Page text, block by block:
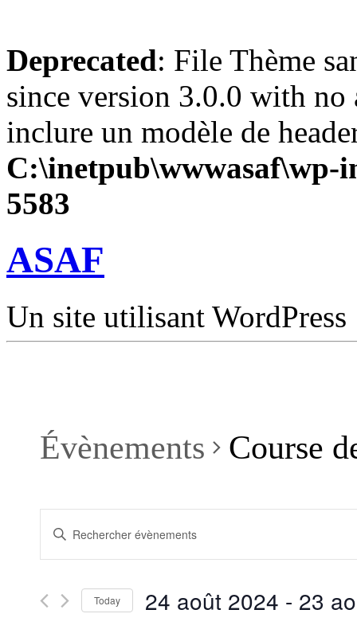
Deprecated: File Thème
since version 3.0.0 with
inclure un modèle de
C:\inetpub\wwwasaf\wp-
5583
ASAF
Un site utilisant WordPress
Évènements Course
et
navigation
vues
Saisir
mot-
par
mot-
Today 24 août 2024 - 23